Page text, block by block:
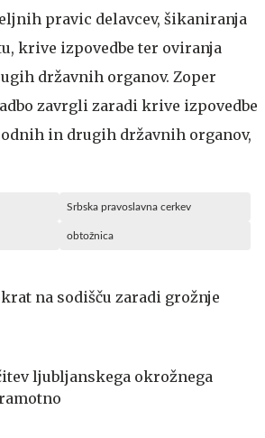
pravic delavcev, šikaniranja
krive izpovedbe ter oviranja
državnih organov. Zoper
zavrgli zaradi krive izpovedbe
in drugih državnih organov,
Srbska pravoslavna cerkev
obtožnica
na sodišču zaradi grožnje
ljubljanskega okrožnega